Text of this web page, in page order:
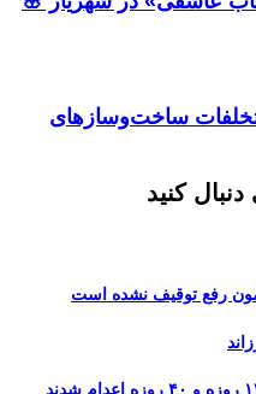
تخلفات ساخت‌وسازهای
کنید
رفع توقیف نشده است